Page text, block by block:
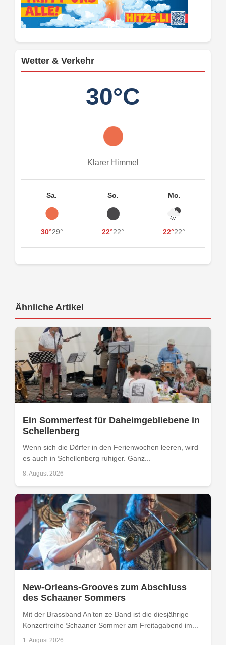
Wetter & Verkehr
30°C
Klarer Himmel
Sa.
30°29°
So.
22°22°
Mo.
22°22°
Ähnliche Artikel
Ein Sommerfest für Daheimgebliebene in
Schellenberg
Wenn sich die Dörfer in den Ferienwochen leeren, wird
es auch in Schellenberg ruhiger. Ganz...
8. August 2026
New-Orleans-Grooves zum Abschluss
des Schaaner Sommers
Mit der Brassband An’ton ze Band ist die diesjährige
Konzertreihe Schaaner Sommer am Freitagabend im...
1. August 2026